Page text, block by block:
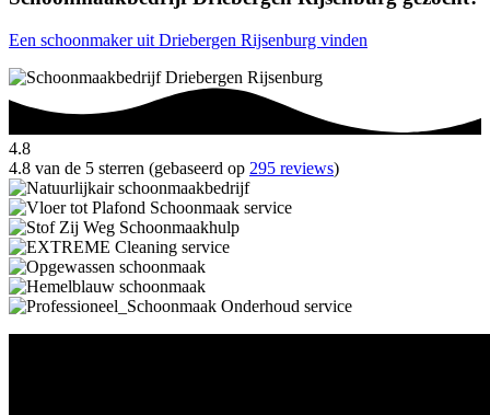
Een schoonmaker uit Driebergen Rijsenburg vinden
4.8
4.8 van de 5 sterren (gebaseerd op 295 reviews)